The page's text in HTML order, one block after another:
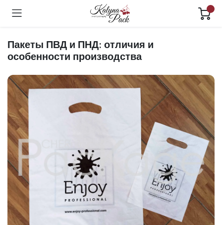
Пакеты ПВД и ПНД: отличия и
особенности производства